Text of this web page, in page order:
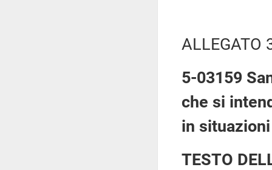
ALLEGATO
5-03159
che si
in
TESTO